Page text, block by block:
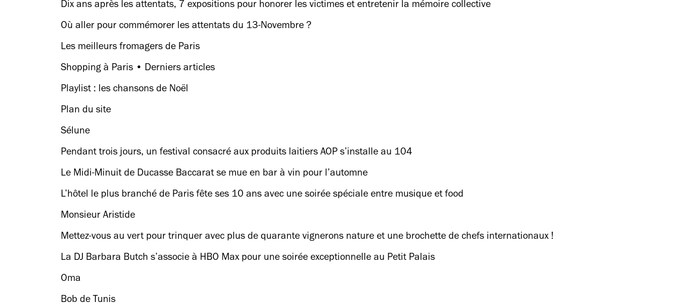
Dix ans après les attentats, 7 expositions pour honorer les victimes et entretenir la mémoire collective
Où aller pour commémorer les attentats du 13-Novembre ?
Les meilleurs fromagers de Paris
Shopping à Paris • Derniers articles
Playlist : les chansons de Noël
Plan du site
Sélune
Pendant trois jours, un festival consacré aux produits laitiers AOP s’installe au 104
Le Midi-Minuit de Ducasse Baccarat se mue en bar à vin pour l’automne
L’hôtel le plus branché de Paris fête ses 10 ans avec une soirée spéciale entre musique et food
Monsieur Aristide
Mettez-vous au vert pour trinquer avec plus de quarante vignerons nature et une brochette de chefs internationaux !
La DJ Barbara Butch s’associe à HBO Max pour une soirée exceptionnelle au Petit Palais
Oma
Bob de Tunis